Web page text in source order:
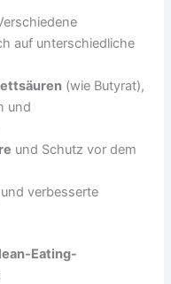
auf unterschiedliche
(wie Butyrat),
und
und Schutz vor dem
und verbesserte
Eating-